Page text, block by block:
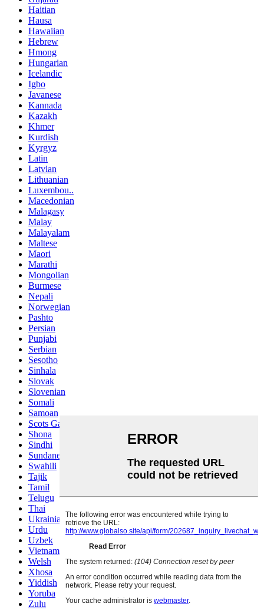
Haitian
Hausa
Hawaiian
Hebrew
Hmong
Hungarian
Icelandic
Igbo
Javanese
Kannada
Kazakh
Khmer
Kurdish
Kyrgyz
Latin
Latvian
Lithuanian
Luxembou..
Macedonian
Malagasy
Malay
Malayalam
Maltese
Maori
Marathi
Mongolian
Burmese
Nepali
Norwegian
Pashto
Persian
Punjabi
Serbian
Sesotho
Sinhala
Slovak
Slovenian
Somali
Samoan
Scots Gaelic
Shona
Sindhi
Sundanese
Swahili
Tajik
Tamil
Telugu
Thai
Ukrainian
Urdu
Uzbek
Vietnamese
Welsh
Xhosa
Yiddish
Yoruba
Zulu